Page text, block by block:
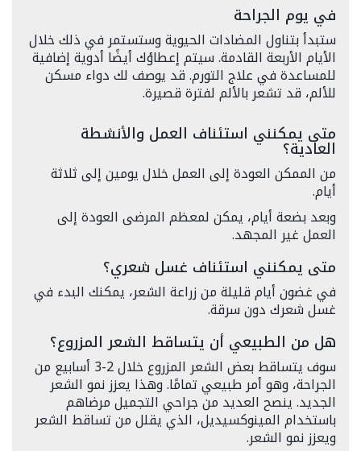
في يوم الجراحة
ستبدأ بتناول المضادات الحيوية وستستمر في ذلك خلال
الأيام الأربعة القادمة. سيتم إعطاؤك أيضًا أدوية إضافية
للمساعدة في علاج التورم. قد يوصف لك دواء مسكن
للألم، قد تشعر بالألم لفترة قصيرة.
متى يمكنني استئناف العمل والأنشطة
العادية؟
من الممكن العودة إلى العمل خلال يومين إلى ثلاثة
أيام.
وبعد بضعة أيام، يمكن لمعظم المرضى العودة إلى
العمل غير المجهد.
متى يمكنني استئناف غسل شعري؟
في غضون أيام قليلة من زراعة الشعر، يمكنك البدء في
غسل شعرك دون سرقة.
هل من الطبيعي أن يتساقط الشعر المزروع؟
سوف يتساقط بعض الشعر المزروع خلال 2-3 أسابيع من
الجراحة، وهو أمر طبيعي تمامًا. وهذا يعزز نمو الشعر
الجديد. ينصح العديد من جراحي التجميل مرضاهم
باستخدام المينوكسيديل، الذي يقلل من تساقط الشعر
ويعزز نمو الشعر.